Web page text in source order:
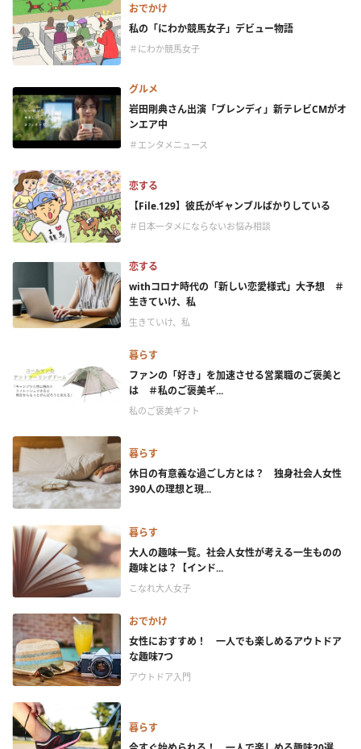
おでかけ
私の「にわか競馬女子」デビュー物語
＃にわか競馬女子
グルメ
岩田剛典さん出演「ブレンディ」新テレビCMがオ
ンエア中
＃エンタメニュース
恋する
【File.129】彼氏がギャンブルばかりしている
＃日本一タメにならないお悩み相談
恋する
withコロナ時代の「新しい恋愛様式」大予想 ＃
生きていけ、私
生きていけ、私
暮らす
ファンの「好き」を加速させる営業職のご褒美と
は ＃私のご褒美ギ...
私のご褒美ギフト
暮らす
休日の有意義な過ごし方とは？ 独身社会人女性
390人の理想と現...
暮らす
大人の趣味一覧。社会人女性が考える一生ものの
趣味とは？【インド...
こなれ大人女子
おでかけ
女性におすすめ！ 一人でも楽しめるアウトドア
な趣味7つ
アウトドア入門
暮らす